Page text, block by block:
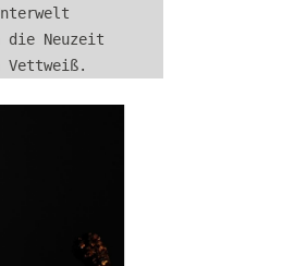
die Neuzeit
Vettweiß.